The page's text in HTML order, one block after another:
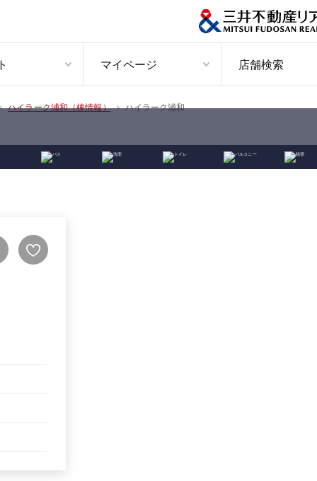
マイページ 店舗検索
ハイラーク浦和（棟情報） ハイラーク浦和